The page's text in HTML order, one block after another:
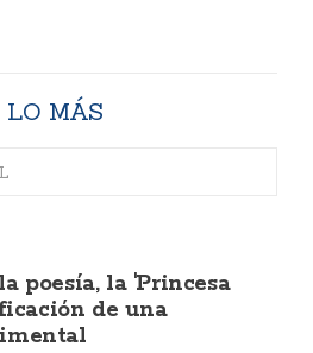
LO MÁS
poesía, la 'Princesa
de una